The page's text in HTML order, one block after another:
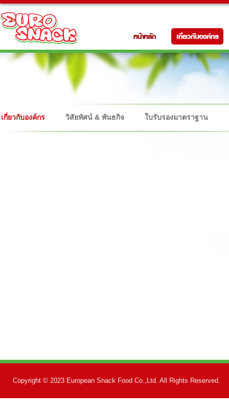
หน้าหลัก เกี่ยวกับองค์กร
เกี่ยวกับองค์กร วิสัยทัศน์ & พันธกิจ ใบรับรองมาตราฐาน
Copyright © 2023 European Snack Food Co.,Ltd. All Rights Reserved.